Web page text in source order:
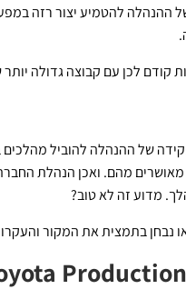
ההנהלה להטמיע יצור רזה
קודם לכן עם קבוצה גדולה
של ההנהלה להוביל
מהם. ואכן הנהלת
מדוע זה לא טוב?
נבחן בתמצית את המקור